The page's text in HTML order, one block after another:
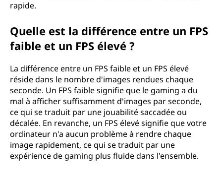
rapide.
Quelle est la différence entre un FPS
faible et un FPS élevé ?
La différence entre un FPS faible et un FPS élevé
réside dans le nombre d'images rendues chaque
seconde. Un FPS faible signifie que le gaming a du
mal à afficher suffisamment d'images par seconde,
ce qui se traduit par une jouabilité saccadée ou
décalée. En revanche, un FPS élevé signifie que votre
ordinateur n'a aucun problème à rendre chaque
image rapidement, ce qui se traduit par une
expérience de gaming plus fluide dans l'ensemble.